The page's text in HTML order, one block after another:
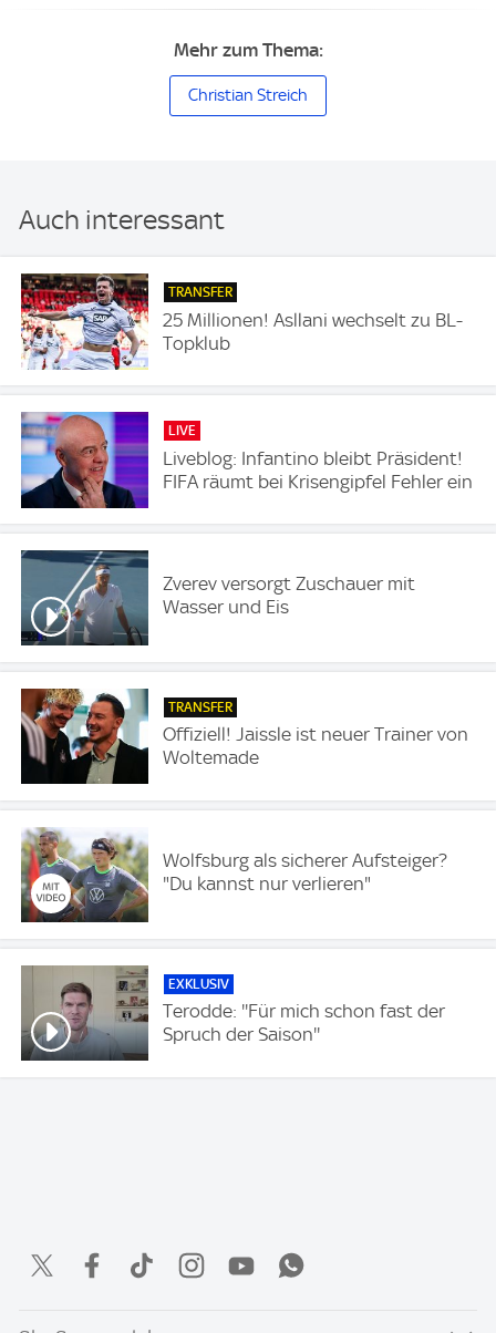
Mehr zum Thema:
Christian Streich
Auch interessant
TRANSFER
25 Millionen! Asllani wechselt zu BL-
Topklub
LIVE
Liveblog: Infantino bleibt Präsident!
FIFA räumt bei Krisengipfel Fehler ein
Zverev versorgt Zuschauer mit
Wasser und Eis
TRANSFER
Offiziell! Jaissle ist neuer Trainer von
Woltemade
Wolfsburg als sicherer Aufsteiger?
"Du kannst nur verlieren"
EXKLUSIV
Terodde: ''Für mich schon fast der
Spruch der Saison''